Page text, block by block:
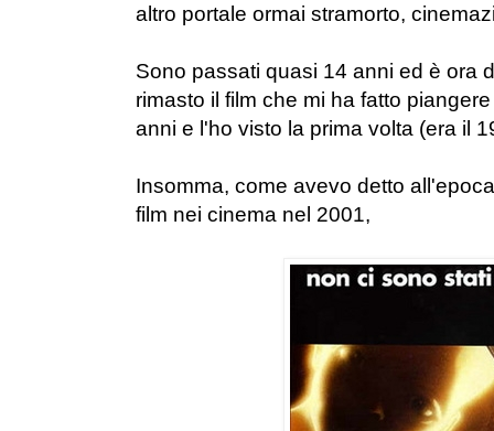
altro portale ormai stramorto,
Sono passati quasi 14 anni ed è ora
rimasto il film che mi ha fatto
anni e l'ho visto la prima volta (era il
Insomma, come avevo detto
film nei cinema nel 2001,